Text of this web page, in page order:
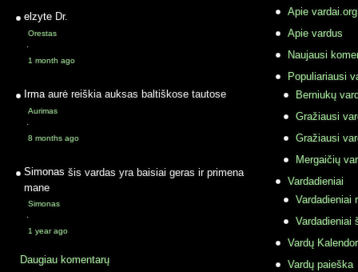
elzyte Dr.
Orestas
·
1 month ago
Irma aurė reiškia auksas baltiškose tautose
Aurimas
·
8 months ago
Simonas šis vardas yra baisiai geras ir primena
mane
Simonas
·
1 year ago
Daugiau komentarų
Apie vardai.org
Apie vardus
Naujausi
Populiariausi
Berniukų
Gražiausi
Gražiausi
Mergaičių
Vardadieniai
Vardadieniai
Vardadieniai
Vardų
Vardų paieška